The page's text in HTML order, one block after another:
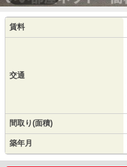
賃料
交通
間取り(面積)
築年月